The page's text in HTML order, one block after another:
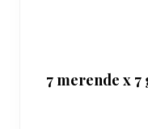
7 merende x